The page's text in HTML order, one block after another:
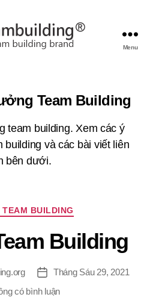
Menu
Team Building
team building. Xem các ý
và các bài viết liên
bên dưới.
Chuyên
BUILDING
Building
Ngày
đăng
Tháng Sáu 29, 2021
có bình luậnở